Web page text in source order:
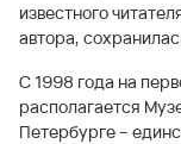
известного
автора,
С 1998 года на
располагается
Петербурге –